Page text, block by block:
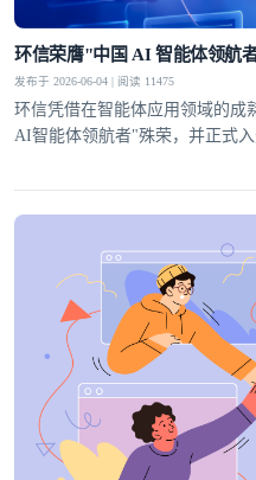
环信荣膺"中国 AI 智能体领航
发布于 2026-06-04 | 阅读 11475
环信凭借在智能体应用领域的成
AI智能体领航者"殊荣，并正式入